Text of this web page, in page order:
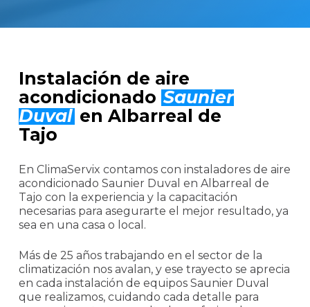
Instalación de aire
acondicionado Saunier
Duval en Albarreal de
Tajo
En ClimaServix contamos con instaladores de aire
acondicionado Saunier Duval en Albarreal de
Tajo con la experiencia y la capacitación
necesarias para asegurarte el mejor resultado, ya
sea en una casa o local.
Más de 25 años trabajando en el sector de la
climatización nos avalan, y ese trayecto se aprecia
en cada instalación de equipos Saunier Duval
que realizamos, cuidando cada detalle para